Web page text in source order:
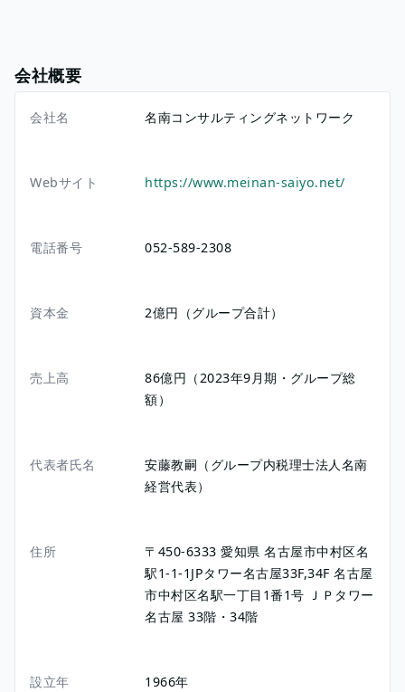
会社概要
会社名 名南コンサルティングネットワーク
Webサイト https://www.meinan-saiyo.net/
電話番号 052-589-2308
資本金 2億円（グループ合計）
売上高
86億円（2023年9月期・グループ総
額）
代表者氏名
安藤教嗣（グループ内税理士法人名南
経営代表）
住所 〒450-6333愛知県名古屋市中村区名
駅1-1-1JPタワー名古屋33F,34F 名古屋
市中村区名駅一丁目1番1号
ＪＰタワー
名古屋 33階・34階
設立年 1966年